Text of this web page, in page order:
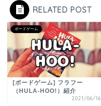
RELATED POST
ボードゲーム
[ボードゲーム] フラフー
（HULA-HOO!）紹介
2021/06/16